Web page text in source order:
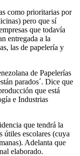
como prioritarias por
pero que sí
que todavía
entregada a la
las de papelería y
de Papelerías
parados´. Dice que
que está
e Industrias
que tendrá la
útiles escolares (cuya
Adelanta que
elaborado.